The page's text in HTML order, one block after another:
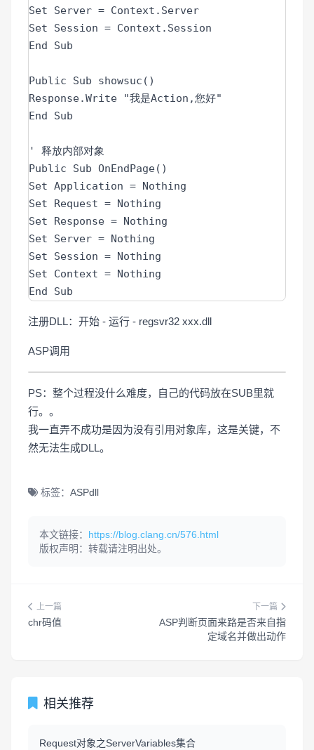
Set Server = Context.Server
Set Session = Context.Session
End Sub
Public Sub showsuc()
Response.Write "我是Action,您好"
End Sub
' 释放内部对象
Public Sub OnEndPage()
Set Application = Nothing
Set Request = Nothing
Set Response = Nothing
Set Server = Nothing
Set Session = Nothing
Set Context = Nothing
End Sub
注册DLL：开始 - 运行 - regsvr32 xxx.dll
ASP调用
PS：整个过程没什么难度，自己的代码放在SUB里就
行。。
我一直弄不成功是因为没有引用对象库，这是关键，不
然无法生成DLL。
标签： ASPdll
本文链接： https://blog.clang.cn/576.html
版权声明：转载请注明出处。
上一篇
chr码值
下一篇
ASP判断页面来路是否来自指
定域名并做出动作
相关推荐
Request对象之ServerVariables集合